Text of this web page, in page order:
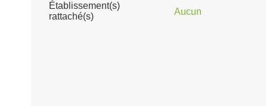
Établissement(s)
rattaché(s)
Aucun